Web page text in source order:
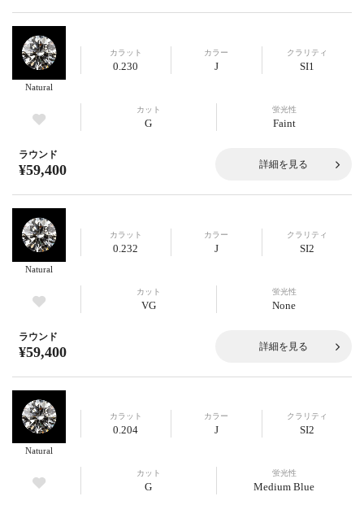
Natural
カラット
0.230
カラー
J
クラリティ
SI1
カット
G
蛍光性
Faint
ラウンド
¥59,400 詳細を見る
Natural
カラット
0.232
カラー
J
クラリティ
SI2
カット
VG
蛍光性
None
ラウンド
¥59,400 詳細を見る
Natural
カラット
0.204
カラー
J
クラリティ
SI2
カット
G
蛍光性
Medium Blue